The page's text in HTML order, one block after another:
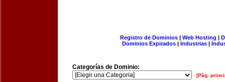
Registro de Dominios| Web Hosting |
Dominios Expirados | Industrias |
Categorías de Dominio:
[Pág.